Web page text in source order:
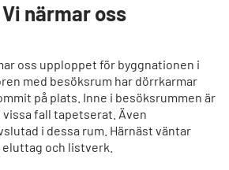
närmar oss
oss upploppet för byggnationen i
med besöksrum har dörrkarmar
på plats. Inne i besöksrummen är
fall tapetserat. Även
i dessa rum. Härnäst väntar
och listverk.